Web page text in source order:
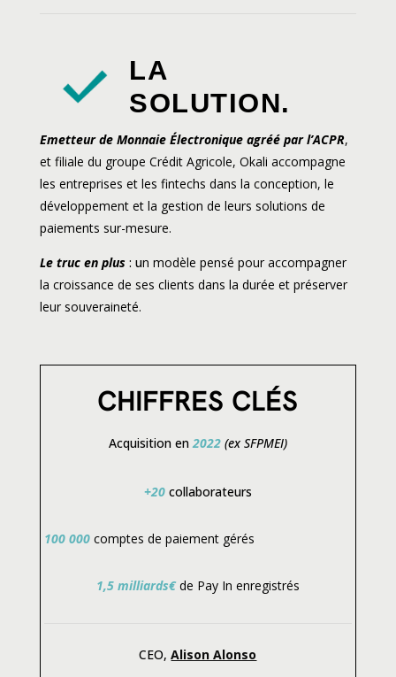
LA
SOLUTION.
Emetteur de Monnaie Électronique agréé par l’ACPR,
et filiale du groupe Crédit Agricole, Okali accompagne
les entreprises et les fintechs dans la conception, le
développement et la gestion de leurs solutions de
paiements sur-mesure.
Le truc en plus: un modèle pensé pour accompagner
la croissance de ses clients dans la durée et préserver
leur souveraineté.
CHIFFRES CLÉS
Acquisition en2022 (ex SFPMEI)
+20 collaborateurs
100 000 comptes de paiement gérés
1,5 milliards€de Pay In enregistrés
CEO,Alison Alonso